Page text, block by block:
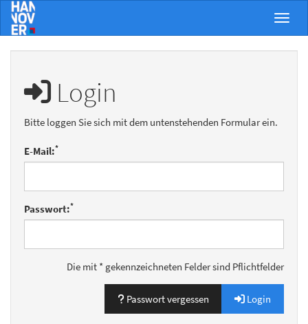
Menü
Login
Bitte loggen Sie sich mit dem untenstehenden Formular ein.
E-Mail:*
Passwort:*
Die mit * gekennzeichneten Felder sind Pflichtfelder
Passwort vergessen Login